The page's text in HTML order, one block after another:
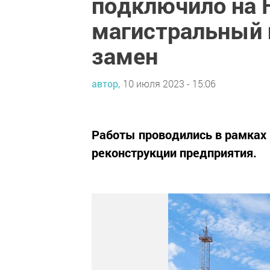
магистральный
замен
автор, 10 июля 2023 - 15:06
Работы проводились в
реконструкции предприятия.